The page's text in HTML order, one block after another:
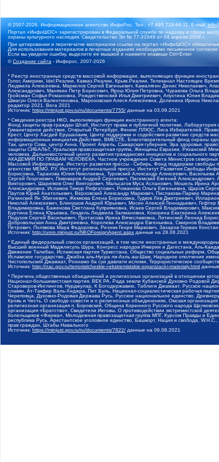
© 2007-2026, Информационное агентство ИнфоРос. Тел.: +7 495 718-84-11, E-mail:
Портал «ИнфоШОС» зарегистрирован в Федеральной службе по надзору в сфере
охраны культурного наследия. Свидетельство Эл № 77-31649 от 04 апреля 2008 г.
При цитировании и перепечатке материалов ссылка на портал «ИнфоШОС»
Для использования материалов в печатных изданиях необходимо письменное
Если вы увидели ошибку, выделите ее мышкой и нажмите клавиши Ctrl+Enter
©Создание сайта - Инфорос, 2007-2026
* Реестр иностранных средств массовой информации, выполняющих функции
Голос Америки, Idel.Реалии, Кавказ.Реалии, Крым.Реалии, Телеканал Настоящее
Людмила Алексеевна, Маркелов Сергей Евгеньевич, Камалягин Денис Николаевич,
Александрович, Маняхин Петр Борисович, Ярош Юлия Петровна, Чуракова Ольга
Гройсман Софья Романовна, Рождественский Илья Дмитриевич, Апухтина Юлия
Шмагун Олеся Валентиновна, Мароховская Алеся Алексеевна, Долинина Ирина
редактор 2021, Вега 2021
Источник: https://minjust.gov.ru/ru/documents/7755/ данные на 03.09.2021
* Сведения реестра НКО, выполняющих функции иностранного агента:
Фонд защиты прав граждан Штаб, Институт права и публичной политики,
Гуманитарное действие, Открытый Петербург, Феникс ПЛЮС, Лига Избирателей,
Крест, Центр Хасдей Ерушалаим, Центр поддержки и содействия развитию средств
информационных инициатив Действие, ВМЕСТЕ, Благотворительный фонд охраны
Так, центр Сова, центр Анна, Проект Апрель, Самарская губерния, Эра здоровья,
защиты СИБАЛЬТ, Уральская правозащитная группа, Женщины Евразии, Рязанский
человека, Дальневосточный центр развития гражданских инициатив и социального
АКАДЕМИЯ ПО ПРАВАМ ЧЕЛОВЕКА, Частное учреждение Совета Министров северных
Массовой Информации, Институт развития прессы - Сибирь, Фонд поддержки
агентство МЕМО. РУ, Институт региональной прессы, Институт Развития Свободы
Борисовна, Таранова Юлия Николаевна, Туровский Александр Алексеевич,
Сергей Георгиевич, Пивоваров Андрей Сергеевич, Писемский Евгений
Викторович, Шарипков Олег Викторович, Мальсагов Муса Асланович, Мошель Ирина
Александровна, Исламов Тимур Рифгатович, Романова Ольга Евгеньевна, Щаров
Паутов Юрий Анатольевич, Верховский Александр Маркович, Пислакова-Паркер
Рачинский Ян Збигневич, Жемкова Елена Борисовна, Гудков Лев Дмитриевич,
Николай Алексеевич, Блинушов Андрей Юрьевич, Мосин Алексей Геннадьевич,
Владимировна, Баженова Светлана Куприяновна, Исаев Сергей Владимирович,
Буртина Елена Юрьевна, Гендель Людмила Залмановна, Кокорина Екатерина
Подузов Сергей Васильевич, Протасова Ирина Вячеславовна, Литинский Леонид
Добровольская Анна Дмитриевна, Королева Александра Евгеньевна, Смирнов
Петрович, Полякова Мара Федоровна, Резник Генри Маркович, Захаров Герман
Источник: http://unro.minjust.ru/NKOForeignAgent.aspx данные на 28.08.2021
* Единый федеральный список организаций, в том числе иностранных и
Высший военный Маджлисуль Шура, Конгресс народов Ичкерии и Дагестана, Аль-
Движение Талибан, Исламская партия Туркестана, Общество социальных реформ,
Исламское государство, Джабха аль-Нусра ли-Ахль аш-Шам, Народное ополчение
Чистопольский Джамаат, Рохнамо ба суи давлати исломи, Террористическое
Источник: http://nac.gov.ru/terroristicheskie-i-ekstremistskie-organizacii-i-materialy.html
* Перечень общественных объединений и религиозных организаций в отношении
Национал-большевистская партия, ВЕК РА, Рада земли Кубанской Духовно Родовой
Староверов-Инглингов, Нурджулар, К Богодержавию, Таблиги Джамаат, Русское
славян, Ат-Такфир Валь-Хиджра, Пит Буль, Национал-социалистическая рабочая
Череповца, Духовно-Родовая Держава Русь, Русское национальное единство,
Кровь и Честь, О свободе совести и о религиозных объединениях, Омская
религиозная организация п. Боровский, Община Коренного Русского народа
организация «Братство», Свидетели Иеговы, О противодействии экстремистской
болельщиков «Фирма», Молодежная правозащитная группа МПГ, Курсом Правды и
республика Русь, Арестантское уголовное единство, Башкорт, Нация и свобода,
прав граждан, Штабы Навального
Источник: https://minjust.gov.ru/ru/documents/7822/ данные на 06.08.2021